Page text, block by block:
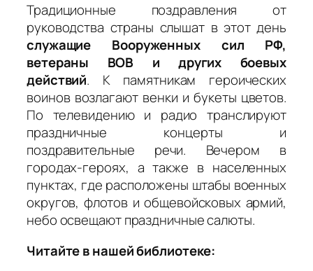
Традиционные поздравления от
руководства страны слышат в этот день
служащие Вооруженных сил РФ,
ветераны ВОВ и других боевых
действий. К памятникам героических
воинов возлагают венки и букеты цветов.
По телевидению и радио транслируют
праздничные концерты и
поздравительные речи. Вечером в
городах-героях, а также в населенных
пунктах, где расположены штабы военных
округов, флотов и общевойсковых армий,
небо освещают праздничные салюты.
Читайте в нашей библиотеке: